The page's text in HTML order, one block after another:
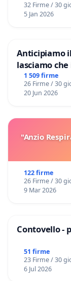
32 Firme / 30
5 Jan 2026
Anticipiamo
lasciamo
Domenico
1 509 firme
26 Firme / 30
20 Jun 2026
"Anzio
122 firme
26 Firme / 30
9 Mar 2026
Contovello -
51 firme
23 Firme / 30
6 Jul 2026